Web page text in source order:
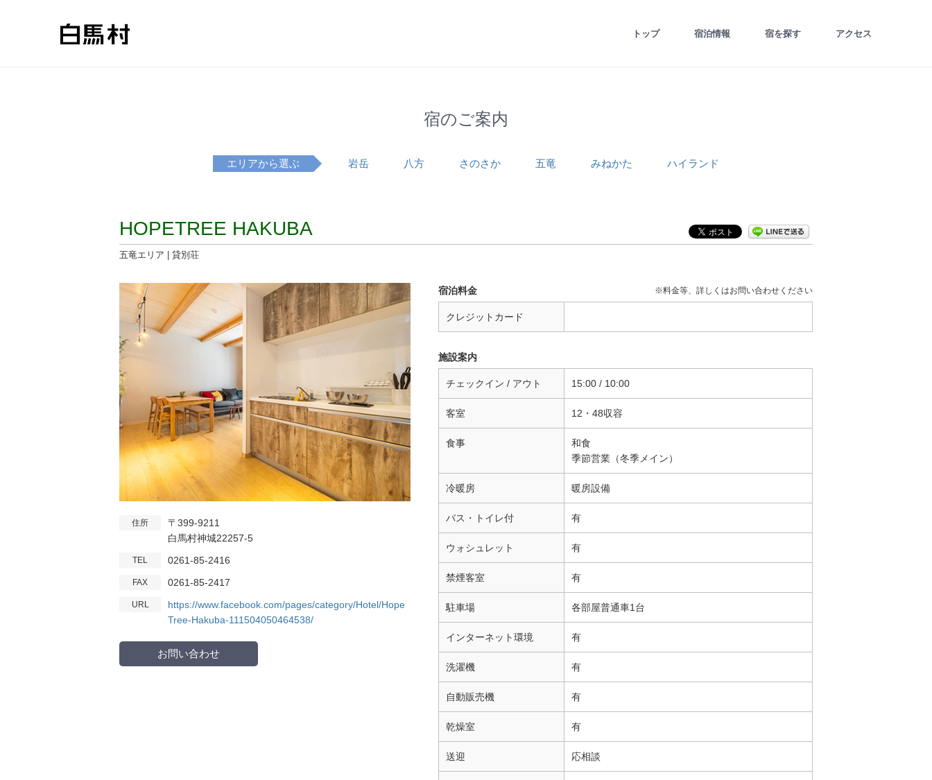
トップ 宿泊情報 宿を探す アクセス
宿のご案内
エリアから選ぶ 岩岳 八方 さのさか 五竜 みねかた ハイランド
HOPETREE HAKUBA
五竜エリア | 貸別荘
宿泊料金 ※料金等、詳しくはお問い合わせください
クレジットカード
施設案内
チェックイン / アウト 15:00 / 10:00
客室 12・48収容
食事
和食
季節営業（冬季メイン）
冷暖房 暖房設備
バス・トイレ付 有
ウォシュレット 有
禁煙客室 有
駐車場 各部屋普通車1台
インターネット環境 有
洗濯機 有
自動販売機 有
乾燥室 有
送迎 応相談
住所
〒399-9211
白馬村神城22257-5
TEL 0261-85-2416
FAX 0261-85-2417
URL
https://www.facebook.com/pages/category/Hotel/Hope
Tree-Hakuba-111504050464538/
お問い合わせ